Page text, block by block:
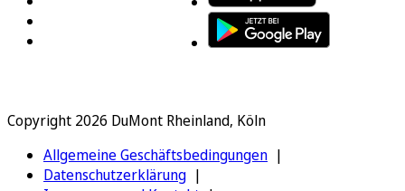
Copyright 2026 DuMont Rheinland, Köln
Allgemeine Geschäftsbedingungen
Datenschutzerklärung